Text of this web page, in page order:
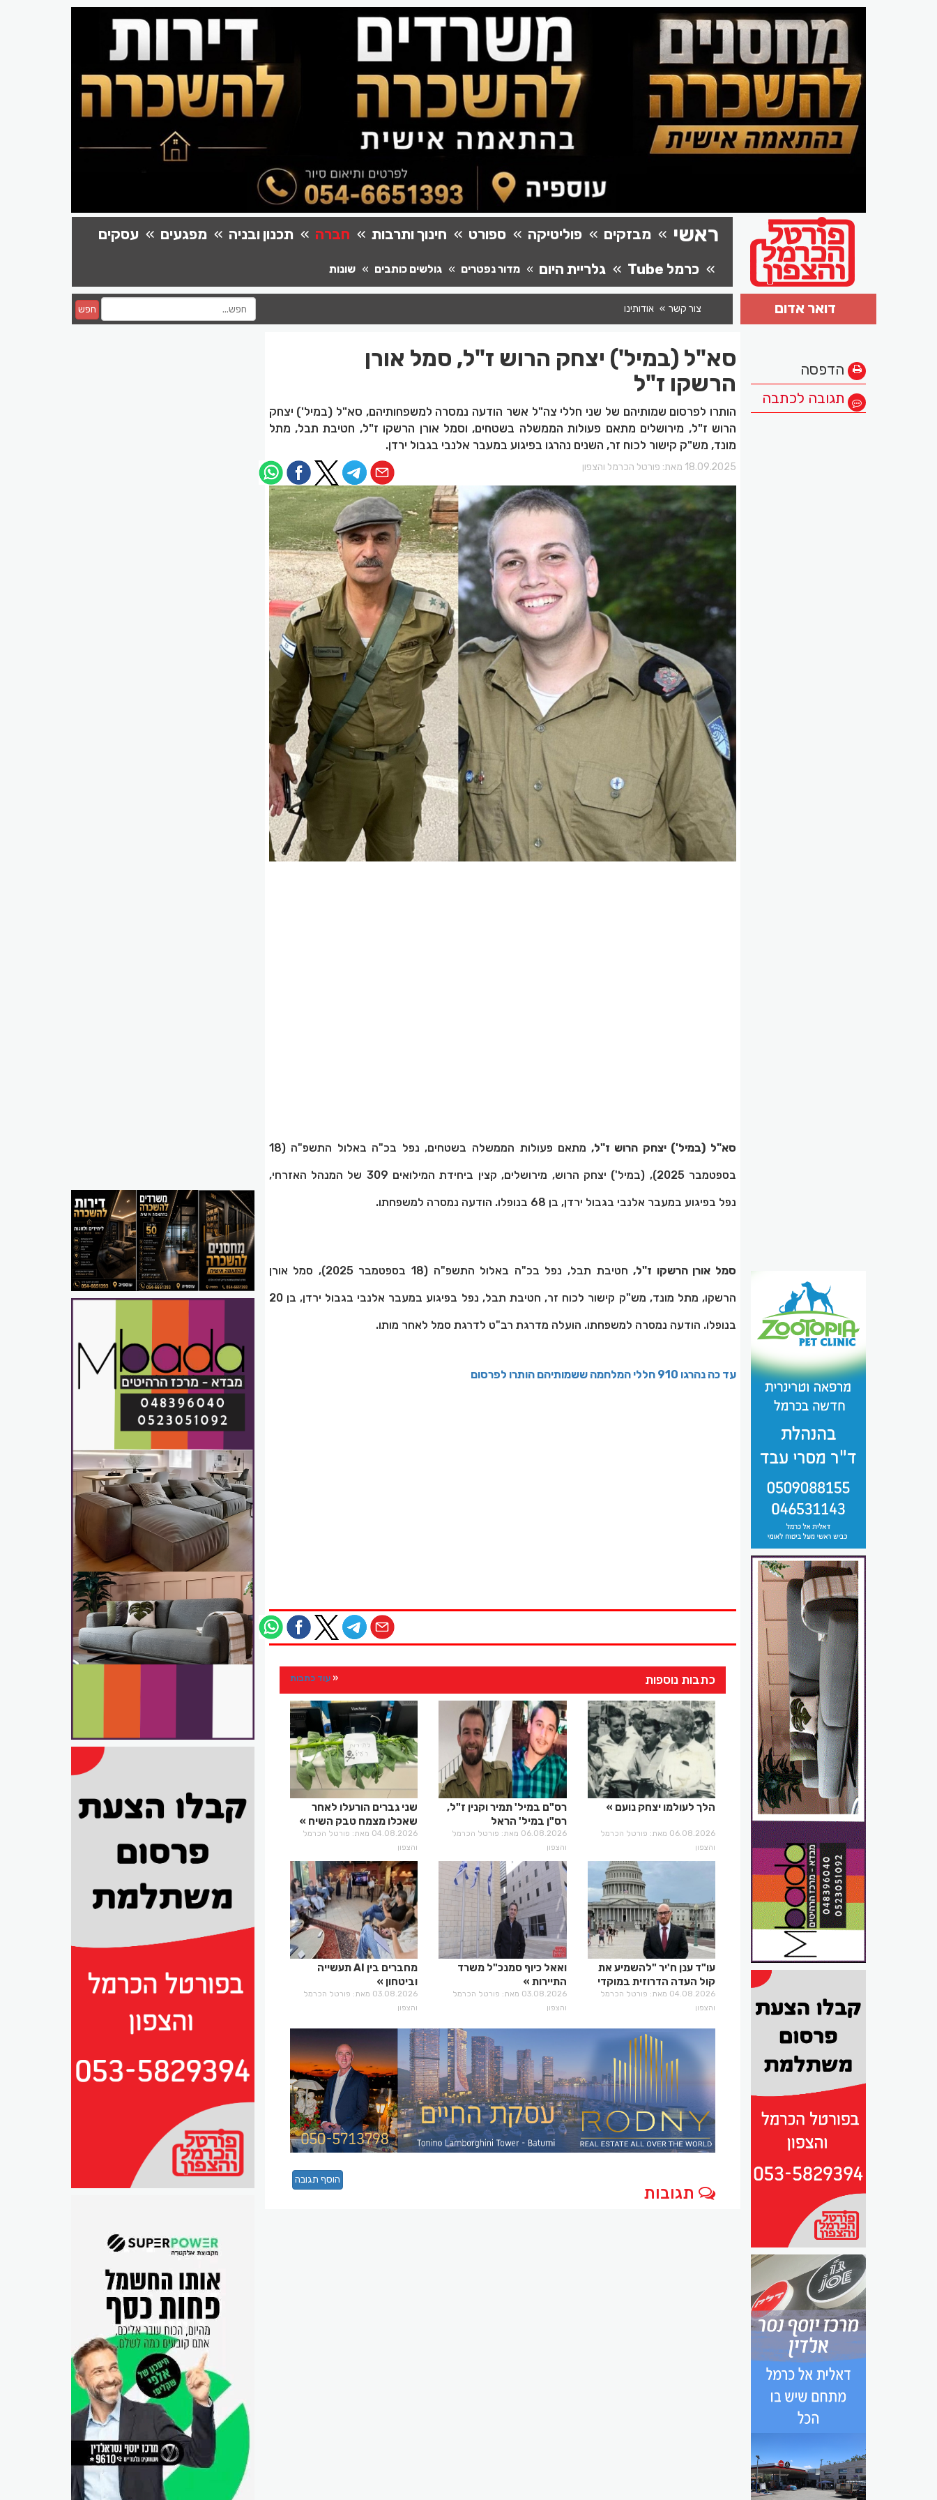
ראשי מבזקים פוליטיקה ספורט חינוך ותרבות חברה תכנון ובניה מפגעים
עסקים
כרמל Tube
גלריית היום מדור נפטרים גולשים כותבים שונות
צור קשר אודותינו חפש דואר אדום
הדפסה
תגובה לכתבה
סא"ל (במיל') יצחק הרוש ז"ל, סמל אורן
הרשקו ז"ל
הותרו לפרסום שמותיהם של שני חללי צה"ל אשר הודעה נמסרה למשפחותיהם, סא"ל (במיל') יצחק
הרוש ז"ל, מירושלים מתאם פעולות הממשלה בשטחים, וסמל אורן הרשקו ז"ל, חטיבת תבל, מתל
מונד, מש"ק קישור לכוח זר, השנים נהרגו בפיגוע במעבר אלנבי בגבול ירדן.
18.09.2025 מאת: פורטל הכרמל והצפון
סא"ל (במיל') יצחק הרוש ז"ל, מתאם פעולות הממשלה בשטחים, נפל בכ"ה באלול התשפ"ה (18
בספטמבר 2025), (במיל') יצחק הרוש, מירושלים, קצין ביחידת המילואים 309 של המנהל האזרחי,
נפל בפיגוע במעבר אלנבי בגבול ירדן, בן 68 בנופלו. הודעה נמסרה למשפחתו.
סמל אורן הרשקו ז"ל, חטיבת תבל, נפל בכ"ה באלול התשפ"ה (18 בספטמבר 2025), סמל אורן
הרשקו, מתל מונד, מש"ק קישור לכוח זר, חטיבת תבל, נפל בפיגוע במעבר אלנבי בגבול ירדן, בן 20
בנופלו. הודעה נמסרה למשפחתו. הועלה מדרגת רב"ט לדרגת סמל לאחר מותו.
עד כה נהרגו 910 חללי המלחמה ששמותיהם הותרו לפרסום
כתבות נוספות עוד כתבות
הלך לעולמו יצחק נועם
06.08.2026 מאת: פורטל הכרמל
והצפון
רס"ם במיל' תמיר וקנין ז"ל,
רס"ן במיל' הראל
בירנשטוק ז"ל06.08.2026 מאת: פורטל הכרמל
והצפון
שני גברים הורעלו לאחר
שאכלו מצמח טבק השיח
04.08.2026 מאת: פורטל הכרמל
והצפון
עו"ד ענן ח'יר "להשמיע את
קול העדה הדרוזית במוקדי
קבלת ההחלטות"04.08.2026 מאת: פורטל הכרמל
והצפון
ואאל כיוף סמנכ"ל משרד
התיירות
03.08.2026 מאת: פורטל הכרמל
והצפון
מחברים בין AI תעשייה
וביטחון
03.08.2026 מאת: פורטל הכרמל
והצפון
תגובות
הוסף תגובה